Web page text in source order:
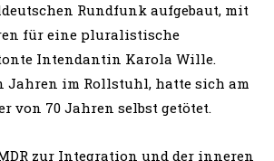
Rundfunk aufgebaut, mit
für eine pluralistische
Intendantin Karola Wille.
Jahren im Rollstuhl, hatte sich am
von 70 Jahren selbst getötet.
zur Integration und der inneren